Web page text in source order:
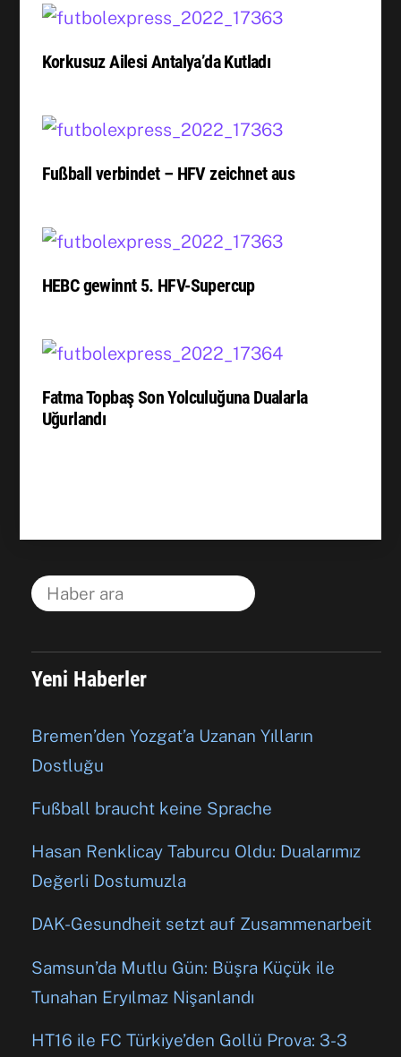
Korkusuz Ailesi Antalya’da Kutladı
Fußball verbindet – HFV zeichnet aus
HEBC gewinnt 5. HFV-Supercup
Fatma Topbaş Son Yolculuğuna Dualarla
Uğurlandı
Yeni Haberler
Bremen’den Yozgat’a Uzanan Yılların
Dostluğu
Fußball braucht keine Sprache
Hasan Renklicay Taburcu Oldu: Dualarımız
Değerli Dostumuzla
DAK-Gesundheit setzt auf Zusammenarbeit
Samsun’da Mutlu Gün: Büşra Küçük ile
Tunahan Eryılmaz Nişanlandı
HT16 ile FC Türkiye’den Gollü Prova: 3-3